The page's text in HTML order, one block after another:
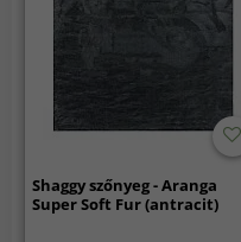
Shaggy szőnyeg - Aranga
Super Soft Fur (antracit)